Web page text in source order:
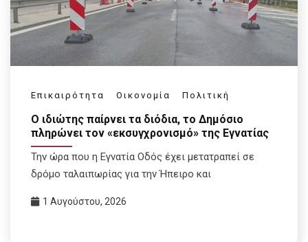
Επικαιρότητα Οικονομία Πολιτική
Ο ιδιώτης παίρνει τα διόδια, το Δημόσιο
πληρώνει τον «εκσυγχρονισμό» της Εγνατίας
Την ώρα που η Εγνατία Οδός έχει μετατραπεί σε
δρόμο ταλαιπωρίας για την Ήπειρο και
1 Αυγούστου, 2026